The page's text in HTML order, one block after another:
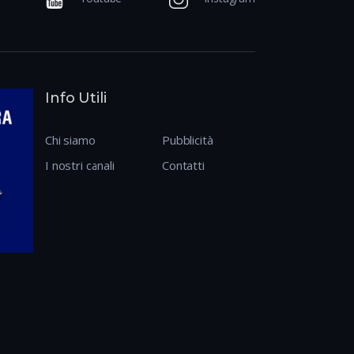
Info Utili
Chi siamo
I nostri canali
Pubblicità
Contatti